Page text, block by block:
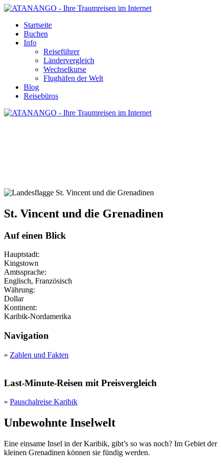
Startseite
Buchen
Info
Reiseführer
Ländervergleich
Wechselkurse
Flughäfen der Welt
Blog
Reisebüros
St. Vincent und die Grenadinen
Auf einen Blick
Hauptstadt:
Kingstown
Amtssprache:
Englisch, Französisch
Währung:
Dollar
Kontinent:
Karibik-Nordamerika
Navigation
» Zahlen und Fakten
Last-Minute-Reisen mit Preisvergleich
» Pauschalreise Karibik
Unbewohnte Inselwelt
Eine einsame Insel in der Karibik, gibt’s so was noch? Im Gebiet der
kleinen Grenadinen können sie fündig werden.